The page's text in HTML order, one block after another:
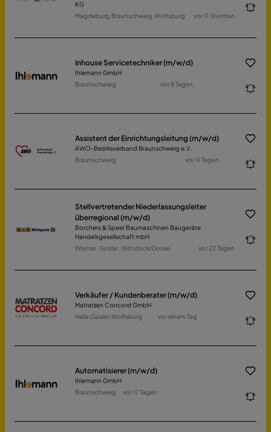
KG
Magdeburg,Braunschweig,Wolfsburg
vor 11 Stunden
Inhouse Servicetechniker (m/w/d)
Ihlemann GmbH
Braunschweig
vor 8 Tagen
Assistent der Einrichtungsleitung (m/w/d)
AWO-Bezirksverband Braunschweig e.V.
Braunschweig
vor 11 Tagen
Stellvertretender Niederlassungsleiter
überregional (m/w/d)
Borchers & Speer Baumaschinen Baugeräte
Handelsgesellschaft mbH
Wismar, Goslar, Wittstock/Dosse
vor 22 Tagen
Verkäufer / Kundenberater (m/w/d)
Matratzen Concord GmbH
Halle (Saale),Wolfsburg
vor einem Tag
Automatisierer (m/w/d)
Ihlemann GmbH
Braunschweig
vor 17 Tagen